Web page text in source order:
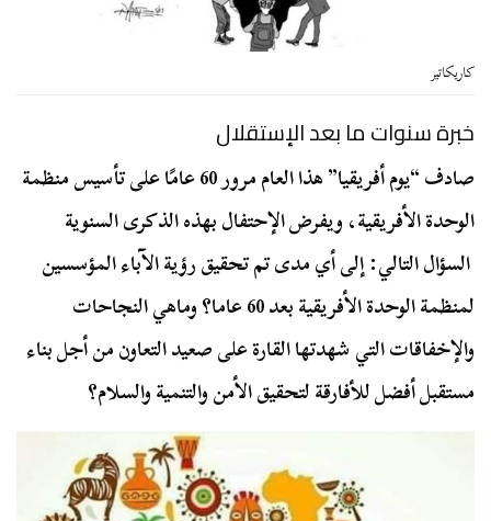
كاريكاتير
خبرة سنوات ما بعد الإستقلال
صادف “يوم أفريقيا” هذا العام مرور 60 عامًا على تأسيس منظمة
الوحدة الأفريقية، ويفرض الإحتفال بهذه الذكرى السنوية
السؤال التالي: إلى أي مدى تم تحقيق رؤية الآباء المؤسسين
لمنظمة الوحدة الأفريقية بعد 60 عاما؟ وماهي النجاحات
والإخفاقات التي شهدتها القارة على صعيد التعاون من أجل بناء
مستقبل أفضل للأفارقة لتحقيق الأمن والتنمية والسلام؟